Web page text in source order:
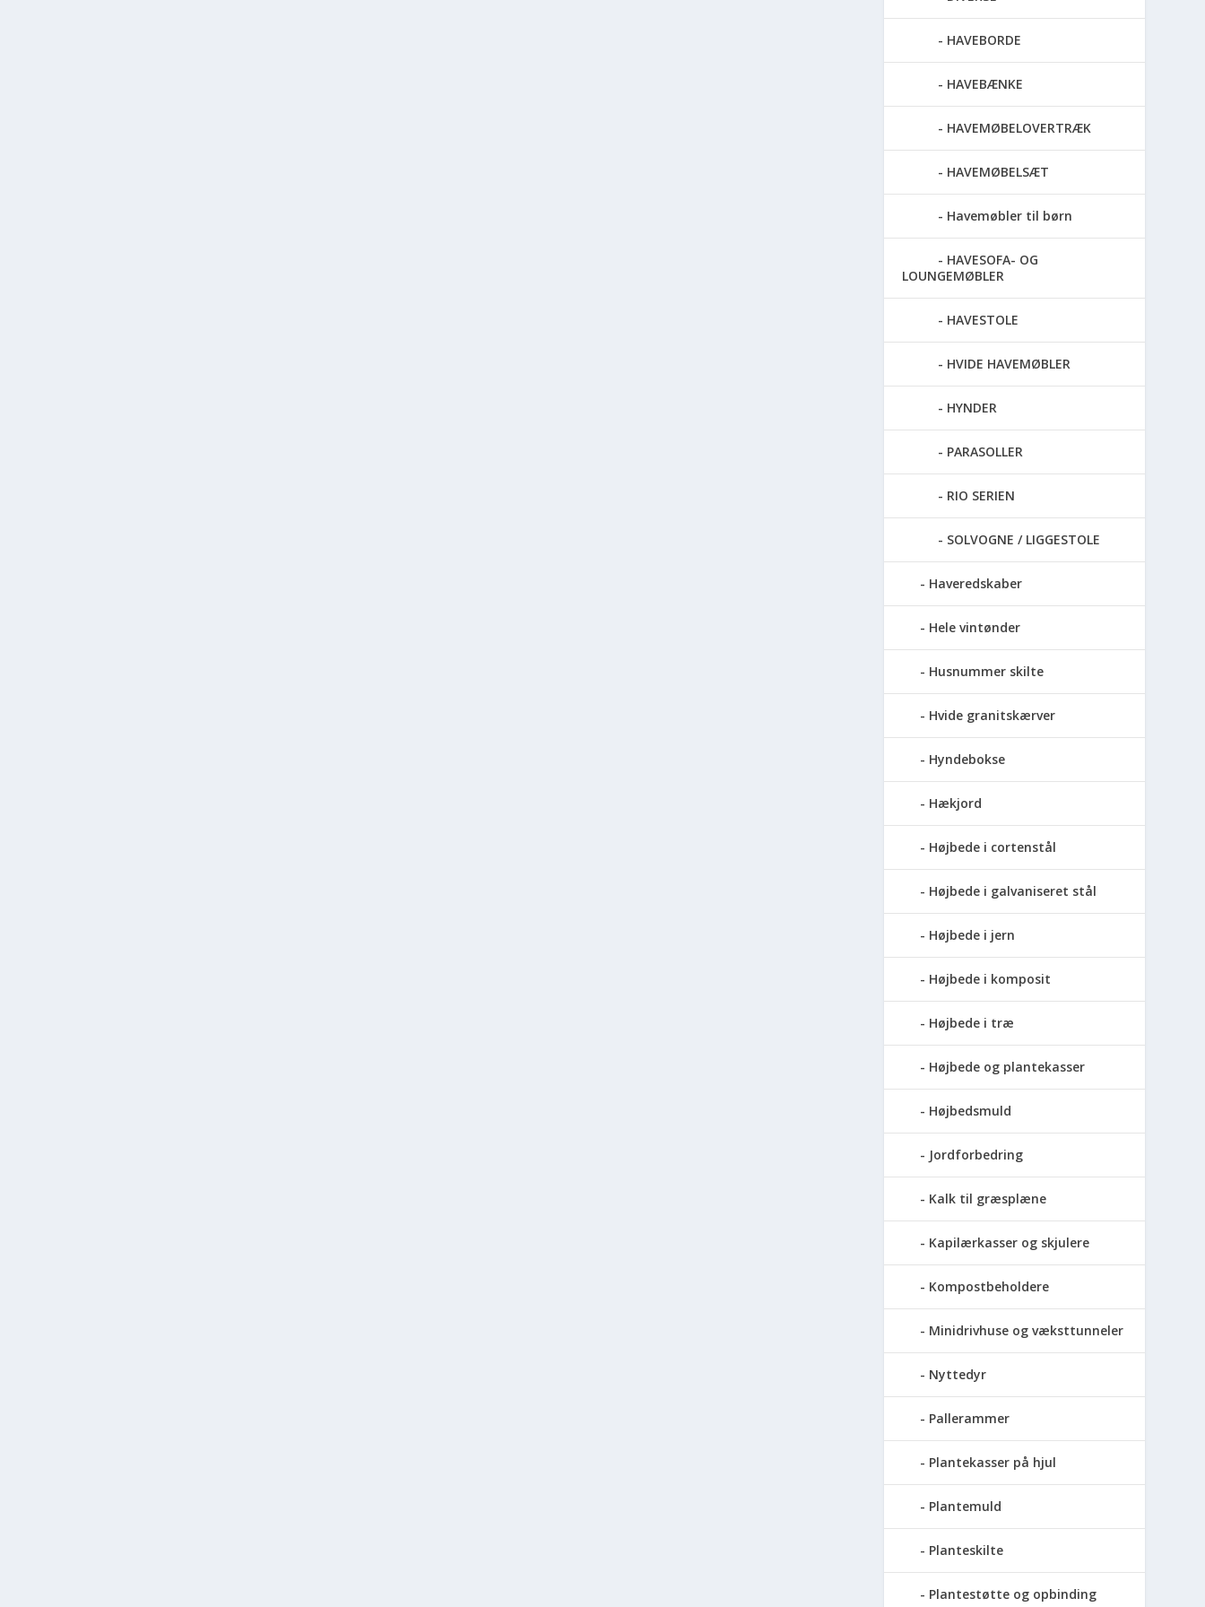
HAVEBORDE
HAVEBÆNKE
HAVEMØBELOVERTRÆK
HAVEMØBELSÆT
Havemøbler til børn
HAVESOFA- OG
LOUNGEMØBLER
HAVESTOLE
HVIDE HAVEMØBLER
HYNDER
PARASOLLER
RIO SERIEN
SOLVOGNE / LIGGESTOLE
Haveredskaber
Hele vintønder
Husnummer skilte
Hvide granitskærver
Hyndebokse
Hækjord
Højbede i cortenstål
Højbede i galvaniseret stål
Højbede i jern
Højbede i komposit
Højbede i træ
Højbede og plantekasser
Højbedsmuld
Jordforbedring
Kalk til græsplæne
Kapilærkasser og skjulere
Kompostbeholdere
Minidrivhuse og væksttunneler
Nyttedyr
Pallerammer
Plantekasser på hjul
Plantemuld
Planteskilte
Plantestøtte og opbinding